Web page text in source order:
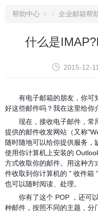
帮助中心 企业邮箱帮
什么是
 2015-12-11
有电子邮箱的朋友，你可
好这些邮件吗？我在这里给你
现在，接收电子邮件，常
提供的邮件收发网站（又称
随时随地可以给你提供服务，
使用你计算机上安装的
方式收取你的邮件。用这种方
件收取到你计算机的 " 收件箱
也可以随时阅读、处理。
你有了这个 POP ，还可
种邮件，按照不同的主题，分